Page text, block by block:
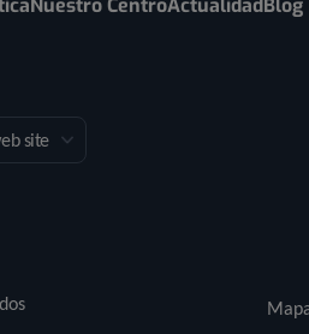
Nuestro CentroActualidadBlog
site